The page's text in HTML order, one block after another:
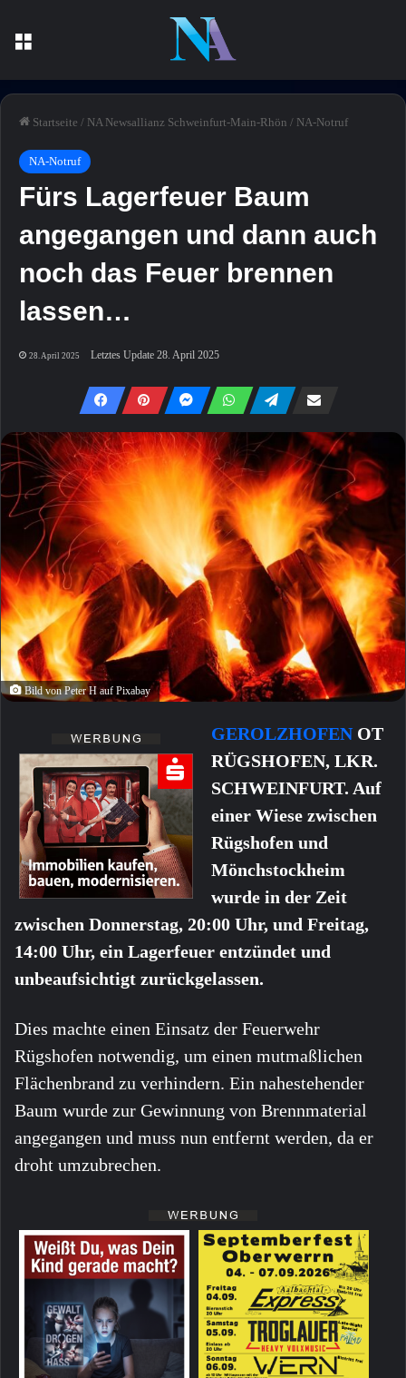
Startseite / NA Newsallianz Schweinfurt-Main-Rhön / NA-Notruf
NA-Notruf
Fürs Lagerfeuer Baum
angegangen und dann auch
noch das Feuer brennen
lassen…
28. April 2025 Letztes Update 28. April 2025
Bild von Peter H auf Pixabay
GEROLZHOFEN OT
RÜGSHOFEN, LKR.
SCHWEINFURT. Auf
einer Wiese zwischen
Rügshofen und
Mönchstockheim
wurde in der Zeit
zwischen Donnerstag, 20:00 Uhr, und Freitag,
14:00 Uhr, ein Lagerfeuer entzündet und
unbeaufsichtigt zurückgelassen.
Dies machte einen Einsatz der Feuerwehr
Rügshofen notwendig, um einen mutmaßlichen
Flächenbrand zu verhindern. Ein nahestehender
Baum wurde zur Gewinnung von Brennmaterial
angegangen und muss nun entfernt werden, da er
droht umzubrechen.